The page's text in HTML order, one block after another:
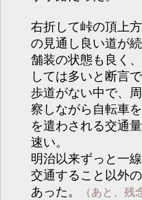
右折して峠の頂上
の見通し良い道が続
舗装の状態も良く
しては多いと断言で
歩道がない中で、
察しながら自転車
を遣わされる交通
速い。
明治以来ずっと一
交通すること以外
あった。
（あと、残